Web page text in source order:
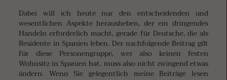
Dabei will ich heute nur den entscheidenden und
wesentlichen Aspekte herausheben, der ein dringendes
Handeln erforderlich macht, gerade für Deutsche, die als
Residente in Spanien leben. Der nachfolgende Beitrag gilt
für diese Personengruppe, wer also keinen festen
Wohnsitz in Spanien hat, muss also nicht zwingend etwas
ändern. Wenn Sie gelegentlich meine Beiträge lesen